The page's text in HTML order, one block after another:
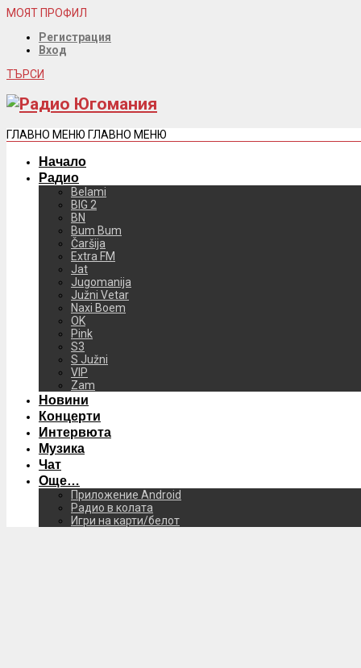
МОЯТ ПРОФИЛ
Регистрация
Вход
ТЪРСИ
ГЛАВНО МЕНЮ ГЛАВНО МЕНЮ
Начало
Радио
Belami
BIG 2
BN
Bum Bum
Čaršija
Extra FM
Jat
Jugomanija
Južni Vetar
Naxi Boem
OK
Pink
S3
S Južni
VIP
Zam
Новини
Концерти
Интервюта
Музика
Чат
Още…
Приложение Android
Радио в колата
Игри на карти/белот